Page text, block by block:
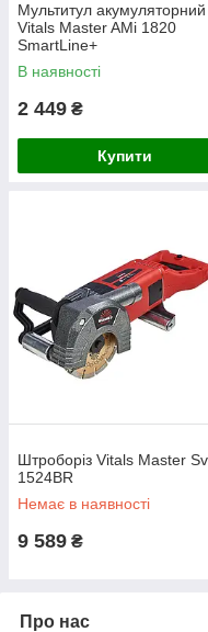
Мультитул акумуляторний
Vitals Master AMi 1820
SmartLine+
В наявності
2 449 ₴
Купити
Штроборіз Vitals Master Sv
1524BR
Немає в наявності
9 589 ₴
Про нас